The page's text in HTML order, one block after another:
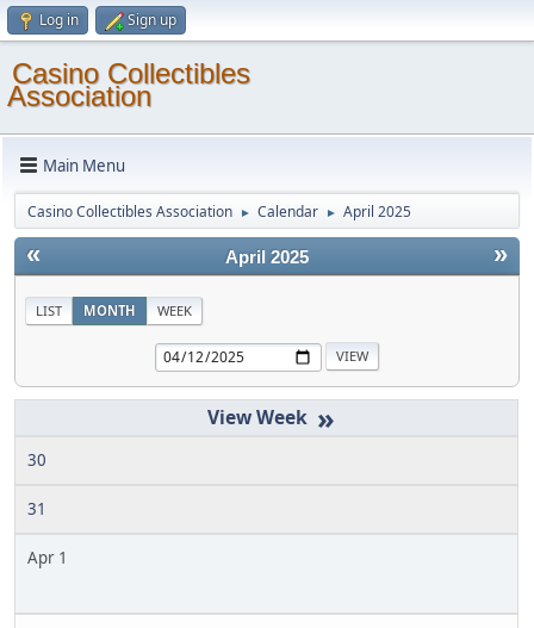
Log in Sign up
Casino Collectibles
Association
Main Menu
Casino Collectibles Association ► Calendar ► April 2025
« »
April 2025
LIST MONTH WEEK
»
30
31
Apr 1